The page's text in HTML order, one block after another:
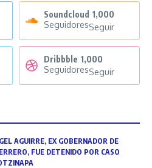
Soundcloud 1,000
SeguidoresSeguir
Dribbble 1,000
SeguidoresSeguir
AGUIRRE, EX GOBERNADOR DE
FUE DETENIDO POR CASO